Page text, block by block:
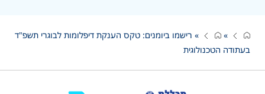
»
» רישמו ביומנים: טקס הענקת דיפלומות לבוגרי תשפ"ד
בעתודה הטכנולוגית